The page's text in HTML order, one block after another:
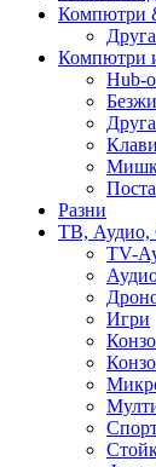
Компютри
Компютри
Hub-
Разни
ТВ, Аудио,
TV-
Игри